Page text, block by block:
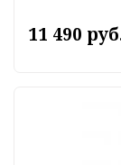
11 490